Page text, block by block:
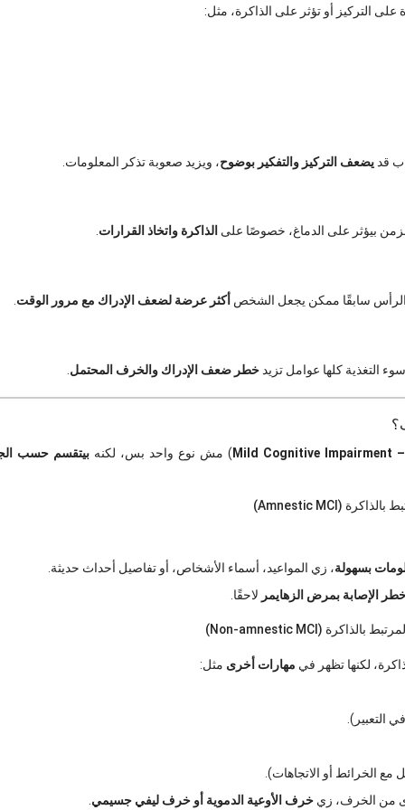
التركيز أو تؤثر على الذاكرة، مثل:
قد يضعف التركيز والتفكير بوضوح، ويزيد صعوبة تذكر المعلومات.
بيؤثر على الدماغ، خصوصًا على الذاكرة واتخاذ القرارات.
سابقًا ممكن يجعل الشخص أكثر عرضة لضعف الإدراك مع مرور الوقت
التغذية كلها عوامل تزيد خطر ضعف الإدراك والخرف المحتمل
Mild Cognitive Impairment ) مش نوع واحد بس، لكنه بيتقسم حسب
بسهولة، زي المواعيد، أسماء الأشخاص، أو تفاصيل أحداث حديثة.
الإصابة بمرض الزهايمر لاحقًا.
لكنها تظهر في مهارات أخرى مثل:
التعبير).
مع الخرائط أو الاتجاهات).
من الخرف، زي خرف الأوعية الدموية أو خرف ليفي جسيمي